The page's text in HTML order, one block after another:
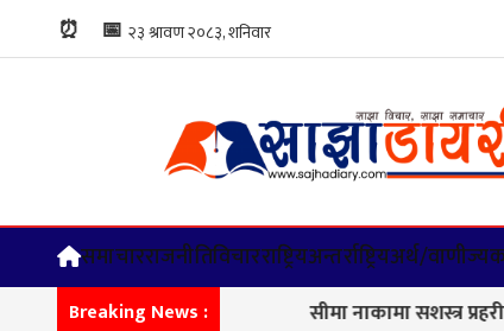
⏰ 📅
समाचारराजनीतिविचारराष्ट्रियअन्तर्राष्ट्रियअर्थ/वाणीज्य
Breaking News : सीमा नाकामा सशस्त्र प्रहरीको